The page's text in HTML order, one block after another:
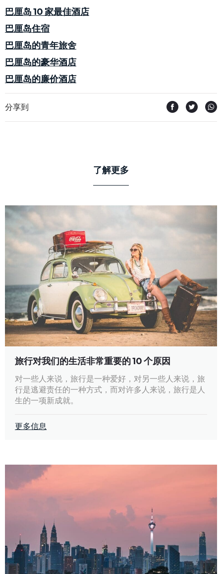
巴厘岛 10 家最佳酒店
巴厘岛住宿
巴厘岛的青年旅舍
巴厘岛的豪华酒店
巴厘岛的廉价酒店
分享到
了解更多
旅行对我们的生活非常重要的 10 个原因
对一些人来说，旅行是一种爱好，对另一些人来说，旅
行是逃避责任的一种方式，而对许多人来说，旅行是人
生的一项新成就。
更多信息